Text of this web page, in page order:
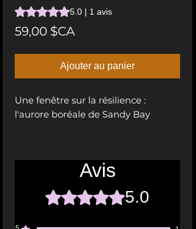
La note est de 5.0 sur cinq étoiles selon 1
5.0 | 1 avis
59,00 $CAPrix
Ajouter au panier
Une fenêtre sur la résilience :
l'aurore boréale de Sandy Bay
été prise dans le nord de la
communauté de la Première
Avis
Noté 5 sur 5. 5.0